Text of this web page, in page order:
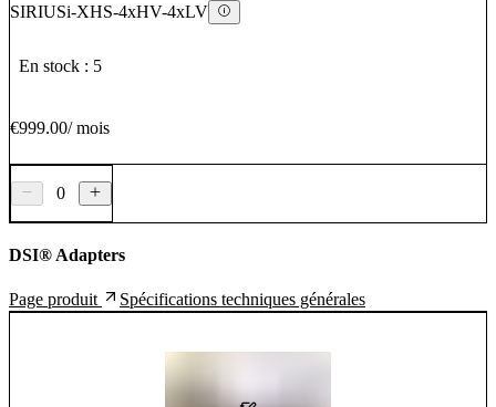
SIRIUSi-XHS-4xHV-4xLV
En stock : 5
€999.00/mois
0
DSI® Adapters
Page produit Spécifications techniques générales